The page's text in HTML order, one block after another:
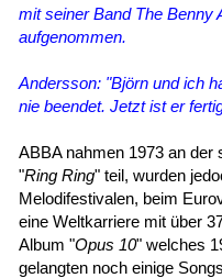
mit seiner Band The Benny
aufgenommen.
Andersson: "Björn und ich
nie beendet. Jetzt ist er
ABBA nahmen 1973 an
"Ring Ring" teil, wurden
Melodifestivalen, beim
eine Weltkarriere mit über
Album "Opus 10" welches
gelangten noch einige